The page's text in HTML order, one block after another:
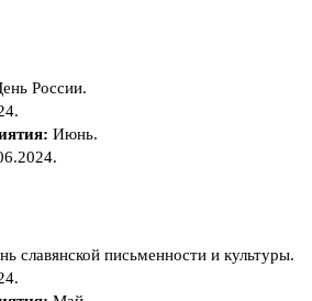
России.
Июнь.
славянской письменности и культуры.